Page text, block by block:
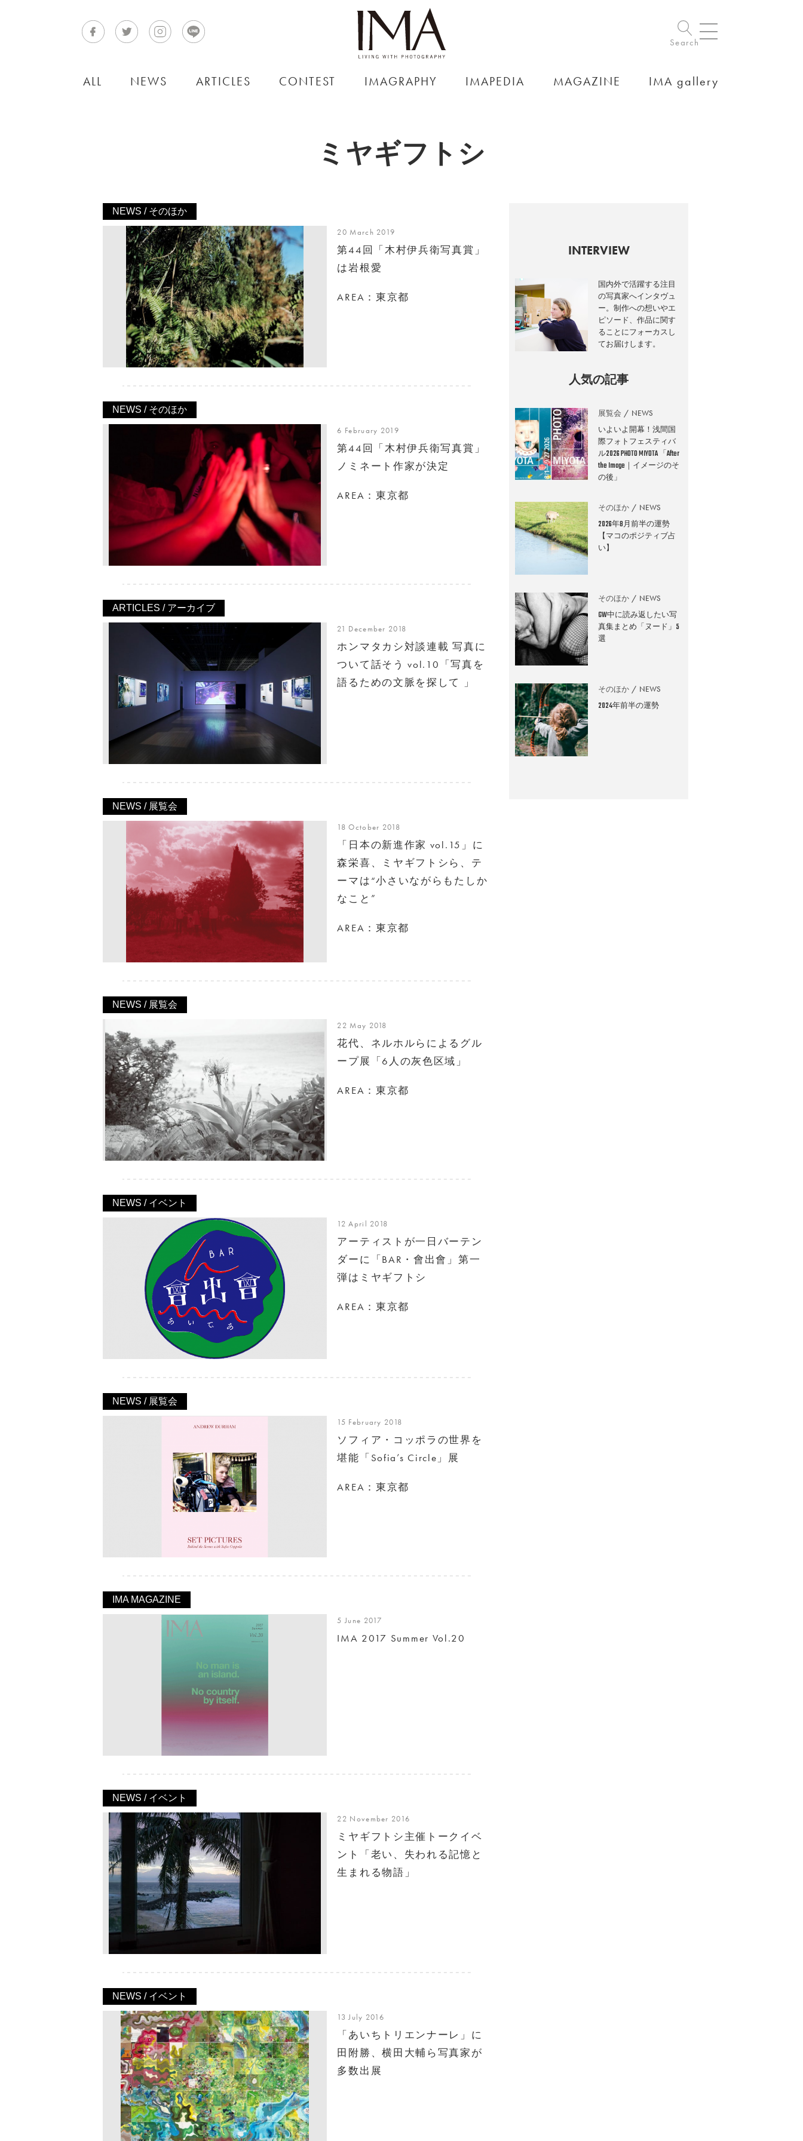
Search
ALL NEWS ARTICLES CONTEST IMAGRAPHY IMAPEDIA MAGAZINE IMA gallery
ミヤギフトシ
NEWS / そのほか
20 March 2019
第44回「木村伊兵衛写真賞」
は岩根愛
AREA：東京都
NEWS / そのほか
6 February 2019
第44回「木村伊兵衛写真賞」
ノミネート作家が決定
AREA：東京都
ARTICLES / アーカイブ
21 December 2018
ホンマタカシ対談連載 写真に
ついて話そう vol.10「写真を
語るための文脈を探して 」
NEWS / 展覧会
18 October 2018
「日本の新進作家 vol.15」に
森栄喜、ミヤギフトシら、テ
ーマは“小さいながらもたしか
なこと”
AREA：東京都
NEWS / 展覧会
22 May 2018
花代、ネルホルらによるグル
ープ展「6人の灰色区域」
AREA：東京都
NEWS / イベント
12 April 2018
アーティストが一日バーテン
ダーに「BAR・會出會」第一
弾はミヤギフトシ
AREA：東京都
NEWS / 展覧会
15 February 2018
ソフィア・コッポラの世界を
堪能「Sofia’s Circle」展
AREA：東京都
IMA MAGAZINE
5 June 2017
IMA 2017 Summer Vol.20
NEWS / イベント
22 November 2016
ミヤギフトシ主催トークイベ
ント「老い、失われる記憶と
生まれる物語」
NEWS / イベント
13 July 2016
「あいちトリエンナーレ」に
田附勝、横田大輔ら写真家が
多数出展
INTERVIEW
国内外で活躍する注目
の写真家へインタヴュ
ー。制作への想いやエ
ピソード、作品に関す
ることにフォーカスし
てお届けします。
人気の記事
展覧会 NEWS
いよいよ開幕！浅間国
際フォトフェスティバ
ル2026 PHOTO MIYOTA 「After
the Image｜イメージのそ
の後」
そのほか NEWS
2026年8月前半の運勢
【マコのポジティブ占
い】
そのほか NEWS
GW中に読み返したい写
真集まとめ「ヌード」5
選
そのほか NEWS
2024年前半の運勢